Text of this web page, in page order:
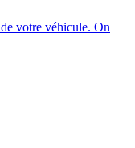
votre véhicule. On